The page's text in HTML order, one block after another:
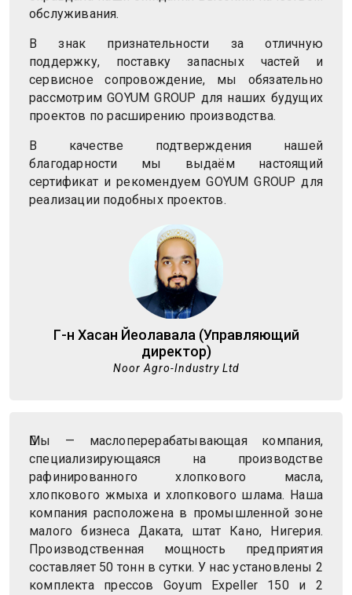
обслуживания.
В знак признательности за отличную
поддержку, поставку запасных частей и
сервисное сопровождение, мы обязательно
рассмотрим GOYUM GROUP для наших будущих
проектов по расширению производства.
В качестве подтверждения нашей
благодарности мы выдаём настоящий
сертификат и рекомендуем GOYUM GROUP для
реализации подобных проектов.
Г-н Хасан Йеолавала (Управляющий
директор)
Noor Agro-Industry Ltd
Мы — маслоперерабатывающая компания,
специализирующаяся на производстве
рафинированного хлопкового масла,
хлопкового жмыха и хлопкового шлама. Наша
компания расположена в промышленной зоне
малого бизнеса Даката, штат Кано, Нигерия.
Производственная мощность предприятия
составляет 50 тонн в сутки. У нас установлены 2
комплекта прессов Goyum Expeller 150 и 2